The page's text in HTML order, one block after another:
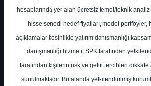
Ana Sayfa Raporlar
Rapor Detay
Şirket Haberleri
Vakıf Yatırım 12 Kasım
hesaplarında yer alan ücretsiz temel/teknik analiz
hisse senedi hedef fiyatları, model portföyler,
açıklamalar kesinlikle yatırım danışmanlığı
danışmanlığı hizmeti, SPK tarafından
tarafından kişilerin risk ve getiri tercihleri dikkate
sunulmaktadır. Bu alanda yetkilendirilmiş